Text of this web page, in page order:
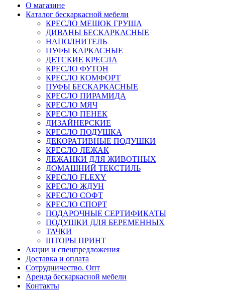
О магазине
Каталог бескаркасной мебели
КРЕСЛО МЕШОК ГРУША
ДИВАНЫ БЕСКАРКАСНЫЕ
НАПОЛНИТЕЛЬ
ПУФЫ КАРКАСНЫЕ
ДЕТСКИЕ КРЕСЛА
КРЕСЛО ФУТОН
КРЕСЛО КОМФОРТ
ПУФЫ БЕСКАРКАСНЫЕ
КРЕСЛО ПИРАМИДА
КРЕСЛО МЯЧ
КРЕСЛО ПЕНЕК
ДИЗАЙНЕРСКИЕ
КРЕСЛО ПОДУШКА
ДЕКОРАТИВНЫЕ ПОДУШКИ
КРЕСЛО ЛЕЖАК
ЛЕЖАНКИ ДЛЯ ЖИВОТНЫХ
ДОМАШНИЙ ТЕКСТИЛЬ
КРЕСЛО FLEXY
КРЕСЛО ЖДУН
КРЕСЛО СОФТ
КРЕСЛО СПОРТ
ПОДАРОЧНЫЕ СЕРТИФИКАТЫ
ПОДУШКИ ДЛЯ БЕРЕМЕННЫХ
ТАЧКИ
ШТОРЫ ПРИНТ
Акции и спецпредложения
Доставка и оплата
Сотрудничество. Опт
Аренда бескаркасной мебели
Контакты